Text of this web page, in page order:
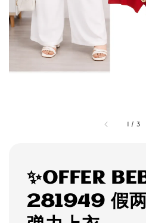
1 / 3
✨OFFER
281949 假两